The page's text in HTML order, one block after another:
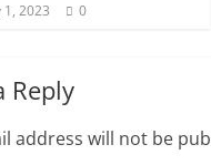
1, 2023 0
Reply
address will not be